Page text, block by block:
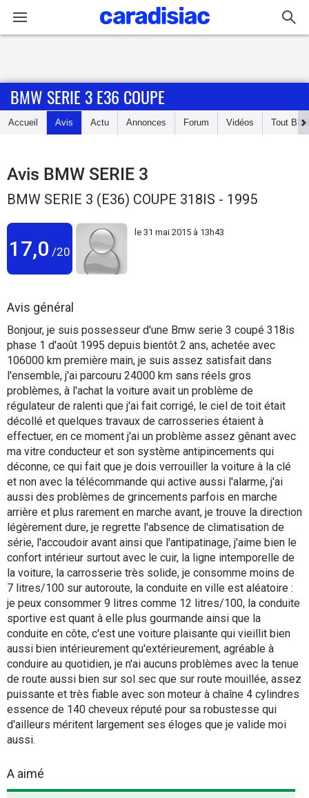
Accueil
Essais
Guide
Electriques
Flottes
Auto
Services
Forum
Moto
Marques
BMW SERIE 3 E36 COUPE
Accueil Avis Actu Annonces Forum Vidéos Tout
Avis BMW SERIE 3
BMW SERIE 3 (E36) COUPE 318IS - 1995
17,0 /20
le 31 mai 2015 à 13h43
Avis général
Bonjour, je suis possesseur d'une Bmw serie 3 coupé 318is
phase 1 d'août 1995 depuis bientôt 2 ans, achetée avec
106000 km première main, je suis assez satisfait dans
l'ensemble, j'ai parcouru 24000 km sans réels gros
problèmes, à l'achat la voiture avait un problème de
régulateur de ralenti que j'ai fait corrigé, le ciel de toit était
décollé et quelques travaux de carrosseries étaient à
effectuer, en ce moment j'ai un problème assez gênant avec
ma vitre conducteur et son système antipincements qui
déconne, ce qui fait que je dois verrouiller la voiture à la clé
et non avec la télécommande qui active aussi l'alarme, j'ai
aussi des problèmes de grincements parfois en marche
arrière et plus rarement en marche avant, je trouve la direction
légèrement dure, je regrette l'absence de climatisation de
série, l'accoudoir avant ainsi que l'antipatinage, j'aime bien le
confort intérieur surtout avec le cuir, la ligne intemporelle de
la voiture, la carrosserie très solide, je consomme moins de
7 litres/100 sur autoroute, la conduite en ville est aléatoire :
je peux consommer 9 litres comme 12 litres/100, la conduite
sportive est quant à elle plus gourmande ainsi que la
conduite en côte, c'est une voiture plaisante qui vieillit bien
aussi bien intérieurement qu'extérieurement, agréable à
conduire au quotidien, je n'ai aucuns problèmes avec la tenue
de route aussi bien sur sol sec que sur route mouillée, assez
puissante et très fiable avec son moteur à chaîne 4 cylindres
essence de 140 cheveux réputé pour sa robustesse qui
d'ailleurs méritent largement ses éloges que je valide moi
aussi.
A aimé